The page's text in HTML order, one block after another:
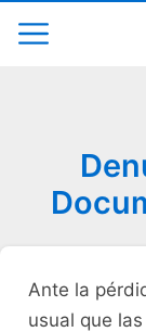
Ante la
usual que